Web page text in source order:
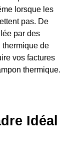
lorsque les
pas. De
par des
thermique de
vos factures
thermique.
Idéal